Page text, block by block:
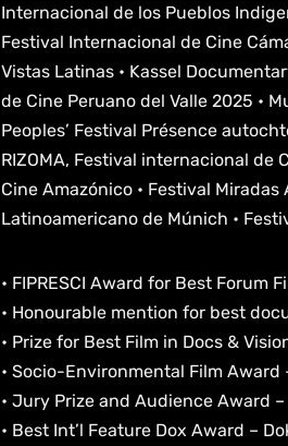
Internacional de los Pueblos
Festival Internacional de Cine
Vistas Latinas • Kassel
de Cine Peruano del Valle 2025 •
Peoples’ Festival Présence
RIZOMA, Festival internacional de
Cine Amazónico • Festival
Latinoamericano de Múnich •
• FIPRESCI Award for Best Forum
• Honourable mention for best
• Prize for Best Film in Docs &
• Socio-Environmental Film Award
• Jury Prize and Audience Award
• Best Int’l Feature Dox Award –